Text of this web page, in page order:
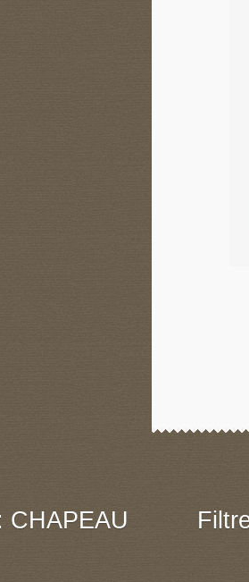
CHAPEAU